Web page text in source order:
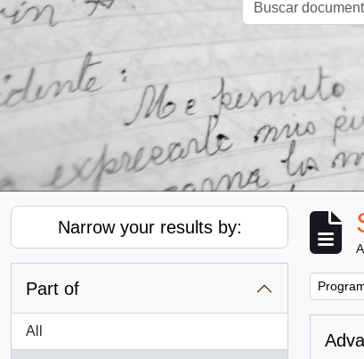
Narrow your results by:
Part of
All